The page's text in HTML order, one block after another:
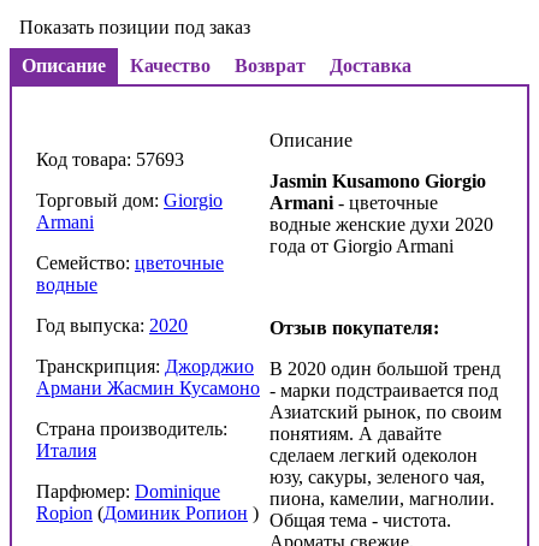
Показать позиции под заказ
Описание
Качество Возврат Доставка
Код товара: 57693
Торговый дом: Giorgio
Armani
Семейство: цветочные
водные
Год выпуска: 2020
Транскрипция: Джорджио
Армани Жасмин Кусамоно
Страна производитель:
Италия
Парфюмер: Dominique
Ropion (Доминик Ропион )
Описание
Jasmin Kusamono Giorgio
Armani - цветочные
водные женские духи 2020
года от Giorgio Armani
Отзыв покупателя:
В 2020 один большой тренд
- марки подстраивается под
Азиатский рынок, по своим
понятиям. А давайте
сделаем легкий одеколон
юзу, сакуры, зеленого чая,
пиона, камелии, магнолии.
Общая тема - чистота.
Ароматы свежие,